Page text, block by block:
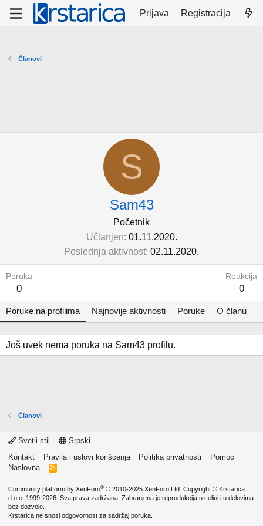
Prijava Registracija
Članovi
S
Sam43
Početnik
Učlanjen 01.11.2020.
Poslednja aktivnost 02.11.2020.
Poruka
0
Reakcija
0
Poruke na profilima Najnovije aktivnosti Poruke O članu
Još uvek nema poruka na Sam43 profilu.
Članovi
Svetli stil
Srpski
Kontakt
Pravila i uslovi korišćenja Politika privatnosti
Pomoć
Naslovna
R
Community platform by XenForo® © 2010-2025 XenForo Ltd. Copyright © Krstarica
d.o.o. 1999-2026. Sva prava zadržana. Zabranjena je reprodukcija u celini i u delovima
bez dozvole.
Krstarica ne snosi odgovornost za sadržaj poruka.